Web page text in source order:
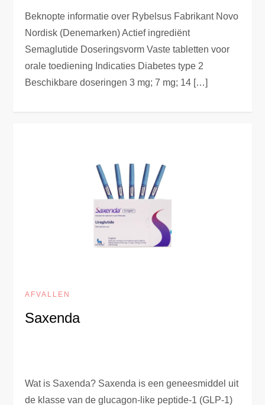
Beknopte informatie over Rybelsus Fabrikant Novo
Nordisk (Denemarken) Actief ingrediënt
Semaglutide Doseringsvorm Vaste tabletten voor
orale toediening Indicaties Diabetes type 2
Beschikbare doseringen 3 mg; 7 mg; 14 […]
AFVALLEN
Saxenda
Wat is Saxenda? Saxenda is een geneesmiddel uit
de klasse van de glucagon-like peptide-1 (GLP-1)